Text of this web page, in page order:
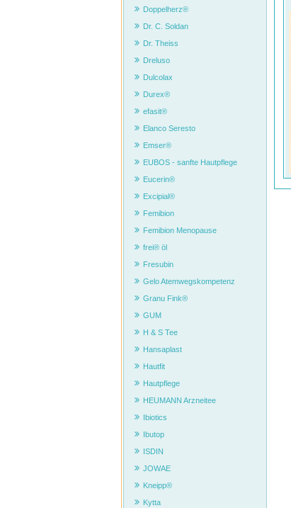
Doppelherz®
Dr. C. Soldan
Dr. Theiss
Dreluso
Dulcolax
Durex®
efasit®
Elanco Seresto
Emser®
EUBOS - sanfte Hautpflege
Eucerin®
Excipial®
Femibion
Femibion Menopause
frei® öl
Fresubin
Gelo Atemwegskompetenz
Granu Fink®
GUM
H & S Tee
Hansaplast
Hautfit
Hautpflege
HEUMANN Arzneitee
Ibiotics
Ibutop
ISDIN
JOWAE
Kneipp®
Kytta